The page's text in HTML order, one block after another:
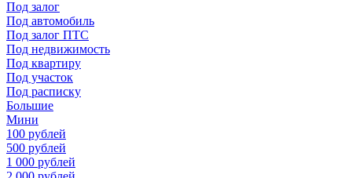
Под залог
Под автомобиль
Под залог ПТС
Под недвижимость
Под квартиру
Под участок
Под расписку
Большие
Мини
100 рублей
500 рублей
1 000 рублей